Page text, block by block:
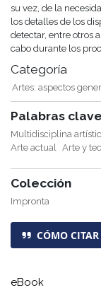
su vez, de la
los detalles de los
detectar, entre otros
cabo durante los
Categoría
Artes: aspectos
Palabras clave
Multidisciplina
Arte actual Arte y
Colección
Impronta
CÓMO CITAR
eBook